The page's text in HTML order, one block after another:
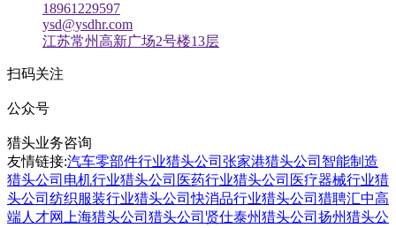
18961229597
ysd@ysdhr.com
江苏常州高新广场2号楼13层
扫码关注
公众号
猎头业务咨询
友情链接:汽车零部件行业猎头公司 张家港猎头公司 智能制造
猎头公司 电机行业猎头公司 医药行业猎头公司 医疗器械行业猎
头公司 纺织服装行业猎头公司快消品行业猎头公司 猎聘汇中高
端人才网上海猎头公司 猎头公司贤仕泰州猎头公司 扬州猎头公